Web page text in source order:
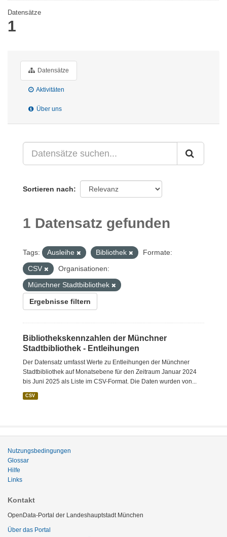
Datensätze
1
Datensätze
Aktivitäten
Über uns
Sortieren nach
1 Datensatz gefunden
Tags: Ausleihe Bibliothek
Formate:
CSV
Organisationen:
Münchner Stadtbibliothek
Ergebnisse filtern
Bibliothekskennzahlen der Münchner
Stadtbibliothek - Entleihungen
Der Datensatz umfasst Werte zu Entleihungen der Münchner
Stadtbibliothek auf Monatsebene für den Zeitraum Januar 2024
bis Juni 2025 als Liste im CSV-Format. Die Daten wurden von...
CSV
Nutzungsbedingungen
Glossar
Hilfe
Links
Kontakt
OpenData-Portal der Landeshauptstadt München
Über das Portal